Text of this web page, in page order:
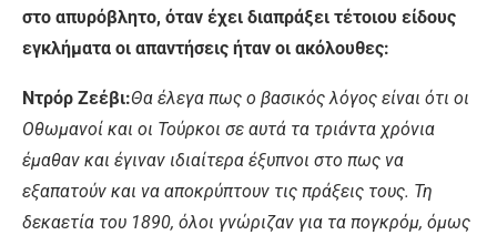
στο απυρόβλητο, όταν έχει διαπράξει τέτοιου είδους
εγκλήματα οι απαντήσεις ήταν οι ακόλουθες:
Ντρόρ Ζεέβι:Θα έλεγα πως ο βασικός λόγος είναι ότι οι
Οθωμανοί και οι Τούρκοι σε αυτά τα τριάντα χρόνια
έμαθαν και έγιναν ιδιαίτερα έξυπνοι στο πως να
εξαπατούν και να αποκρύπτουν τις πράξεις τους. Τη
δεκαετία του 1890, όλοι γνώριζαν για τα πογκρόμ, όμως